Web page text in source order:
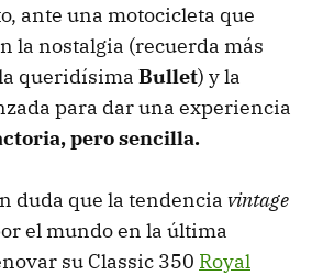
ante una motocicleta que
la nostalgia (recuerda más
queridísima Bullet) y la
para dar una experiencia
pero sencilla.
duda que la tendencia vintage
el mundo en la última
su Classic 350 Royal